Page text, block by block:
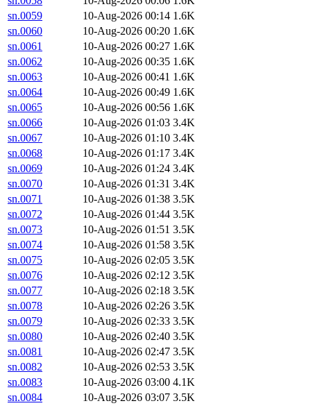
sn.0059
10-Aug-2026 00:14 1.6K
sn.0060
10-Aug-2026 00:20 1.6K
sn.0061
10-Aug-2026 00:27 1.6K
sn.0062
10-Aug-2026 00:35 1.6K
sn.0063
10-Aug-2026 00:41 1.6K
sn.0064
10-Aug-2026 00:49 1.6K
sn.0065
10-Aug-2026 00:56 1.6K
sn.0066
10-Aug-2026 01:03 3.4K
sn.0067
10-Aug-2026 01:10 3.4K
sn.0068
10-Aug-2026 01:17 3.4K
sn.0069
10-Aug-2026 01:24 3.4K
sn.0070
10-Aug-2026 01:31 3.4K
sn.0071
10-Aug-2026 01:38 3.5K
sn.0072
10-Aug-2026 01:44 3.5K
sn.0073
10-Aug-2026 01:51 3.5K
sn.0074
10-Aug-2026 01:58 3.5K
sn.0075
10-Aug-2026 02:05 3.5K
sn.0076
10-Aug-2026 02:12 3.5K
sn.0077
10-Aug-2026 02:18 3.5K
sn.0078
10-Aug-2026 02:26 3.5K
sn.0079
10-Aug-2026 02:33 3.5K
sn.0080
10-Aug-2026 02:40 3.5K
sn.0081
10-Aug-2026 02:47 3.5K
sn.0082
10-Aug-2026 02:53 3.5K
sn.0083
10-Aug-2026 03:00 4.1K
sn.0084
10-Aug-2026 03:07 3.5K